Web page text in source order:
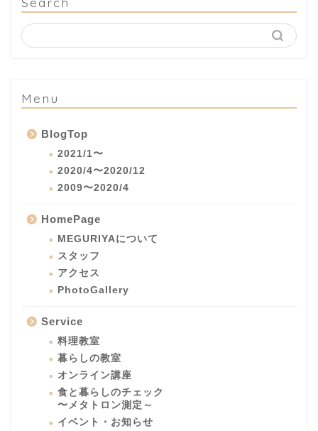
Menu
BlogTop
2021/1〜
2020/4〜2020/12
2009〜2020/4
HomePage
MEGURIYAについて
スタッフ
アクセス
PhotoGallery
Service
料理教室
暮らしの教室
オンライン講座
食と暮らしのチェック
〜メタトロン測定～
イベント・お知らせ